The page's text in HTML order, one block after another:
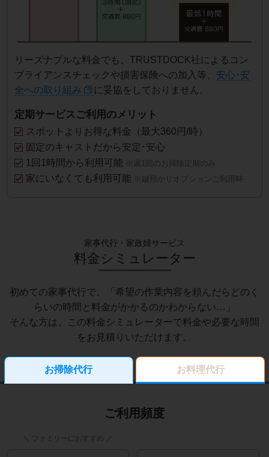
リーズナブルな料金でも、TRUSTDOCK社によるコン
プライアンスチェックや損害保険への加入等、 安心･安
全への取り組み
に妥協をしておりません。
定期サービスご利用のメリット
スポットよりお得な料金（最大360円/時）
固定のキャストだから安定･安心
1回1時間から利用可能 ※週1回のお掃除定期のみ
家にいなくても利用可能 ※鍵預かりオプションご利用時
家事代行・家政婦サービス
料金シミュレーター
初めての家事代行で、「希望の作業内容を頼んだらどのく
らいの時間と料金がかかるのかわからない…」
そんな方は、この料金シミュレーターで料金や必要な時間
をお見積りいただけます。
お掃除代行 お料理代行
ご利用頻度